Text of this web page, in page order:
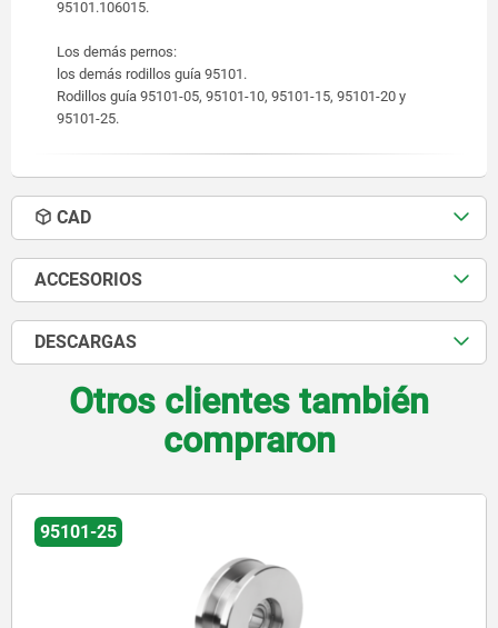
95101.106015.
Los demás pernos:
los demás rodillos guía 95101.
Rodillos guía 95101-05, 95101-10, 95101-15, 95101-20 y
95101-25.
CAD
ACCESORIOS
DESCARGAS
Otros clientes también
compraron
25